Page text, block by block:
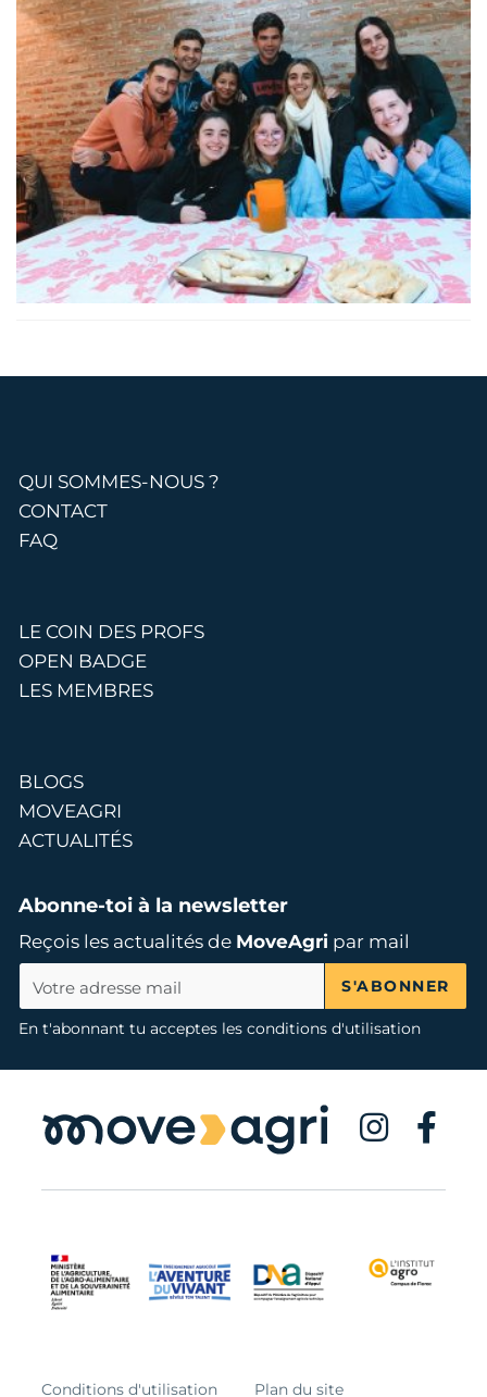
QUI SOMMES-NOUS ?
CONTACT
FAQ
LE COIN DES PROFS
OPEN BADGE
LES MEMBRES
BLOGS
MOVEAGRI
ACTUALITÉS
Abonne-toi à la newsletter
Reçois les actualités de MoveAgripar mail
S'ABONNER
En t'abonnant tu acceptes les conditions d'utilisation
Conditions d'utilisation Plan du site